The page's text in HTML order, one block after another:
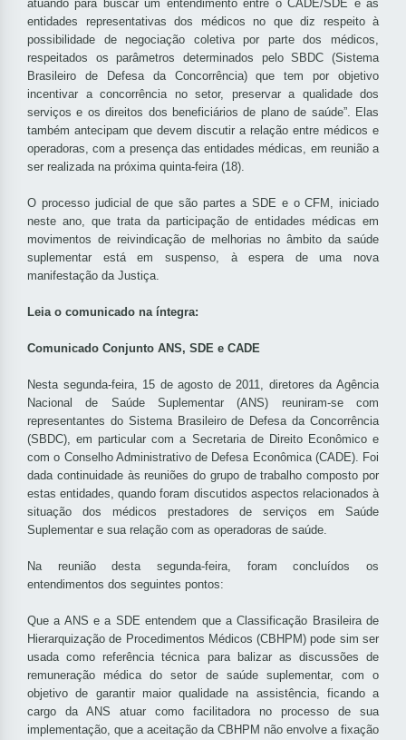
atuando para buscar um entendimento entre o CADE/SDE e as
entidades representativas dos médicos no que diz respeito à
possibilidade de negociação coletiva por parte dos médicos,
respeitados os parâmetros determinados pelo SBDC (Sistema
Brasileiro de Defesa da Concorrência) que tem por objetivo
incentivar a concorrência no setor, preservar a qualidade dos
serviços e os direitos dos beneficiários de plano de saúde”. Elas
também antecipam que devem discutir a relação entre médicos e
operadoras, com a presença das entidades médicas, em reunião a
ser realizada na próxima quinta-feira (18).
O processo judicial de que são partes a SDE e o CFM, iniciado
neste ano, que trata da participação de entidades médicas em
movimentos de reivindicação de melhorias no âmbito da saúde
suplementar está em suspenso, à espera de uma nova
manifestação da Justiça.
Leia o comunicado na íntegra:
Comunicado Conjunto ANS, SDE e CADE
Nesta segunda-feira, 15 de agosto de 2011, diretores da Agência
Nacional de Saúde Suplementar (ANS) reuniram-se com
representantes do Sistema Brasileiro de Defesa da Concorrência
(SBDC), em particular com a Secretaria de Direito Econômico e
com o Conselho Administrativo de Defesa Econômica (CADE). Foi
dada continuidade às reuniões do grupo de trabalho composto por
estas entidades, quando foram discutidos aspectos relacionados à
situação dos médicos prestadores de serviçosem Saúde
Suplementar e sua relação com as operadoras de saúde.
Na reunião desta segunda-feira, foram concluídos os
entendimentos dos seguintes pontos:
Que a ANS e a SDE entendem que a Classificação Brasileira de
Hierarquização de Procedimentos Médicos (CBHPM) pode sim ser
usada como referência técnica para balizar as discussões de
remuneração médica do setor de saúde suplementar, com o
objetivo de garantir maior qualidade na assistência, ficando a
cargo da ANS atuar como facilitadora no processo de sua
implementação, que a aceitação da CBHPM não envolve a fixação